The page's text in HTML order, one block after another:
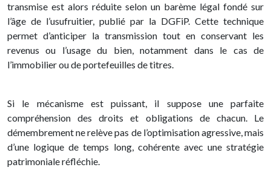
transmise est alors réduite selon un barème légal fondé sur
l’âge de l’usufruitier, publié par la DGFiP. Cette technique
permet d’anticiper la transmission tout en conservant les
revenus ou l’usage du bien, notamment dans le cas de
l’immobilier ou de portefeuilles de titres.
Si le mécanisme est puissant, il suppose une parfaite
compréhension des droits et obligations de chacun. Le
démembrement ne relève pas de l’optimisation agressive, mais
d’une logique de temps long, cohérente avec une stratégie
patrimoniale réfléchie.